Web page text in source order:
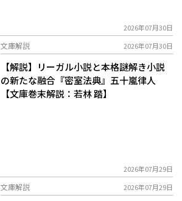
2026年07月30日
文庫解説 2026年07月30日
【解説】リーガル小説と本格謎解き小説
の新たな融合――『密室法典』五十嵐律人
【文庫巻末解説：若林 踏】
2026年07月29日
文庫解説 2026年07月29日